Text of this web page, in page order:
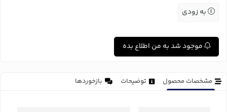
به زودی
موجود شد به من اطلاع بده
مشخصات محصول توضیحات بازخوردها